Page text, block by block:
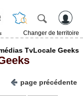
Changer de territoire
TvLocale Geeks
page précédente